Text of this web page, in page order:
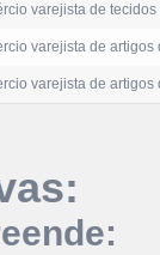
varejista de tecidos
varejista de artigos
varejista de artigos